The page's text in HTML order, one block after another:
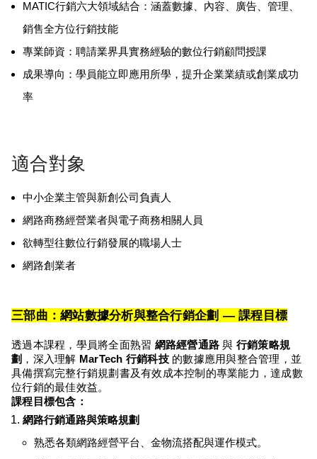
MATIC行銷六大領域結合：涵蓋數據、內容、廣告、管理、
銷售全方位行銷技能
專業師資：聘請業界具實務經驗的數位行銷顧問授課
成果導向：學員能立即應用所學，提升企業業績或創業成功
率
適合對象
中小企業主管與新創公司負責人
網路商務經營業者與電子商務相關人員
欲轉型往數位行銷發展的職場人士
網路創業者
三部曲：網站數據分析與整合行銷企劃 — 課程目標
透過本課程，學員將全面熟習 網路經營通路 與 行銷策略規
劃 ，深入理解 MarTech 行銷科技的數據應用與整合管理，並
具備撰寫完整行銷規劃書及有效成本控制的專業能力，達成數
位行銷的最佳效益。
課程目標包含：
網路行銷通路與策略規劃
熟悉各類網路經營平台、金物流搭配與運作模式。